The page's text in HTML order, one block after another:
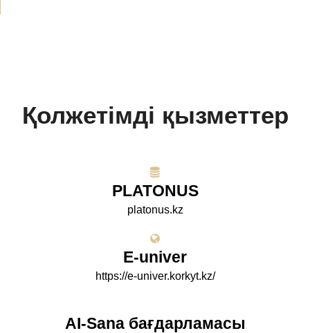
Қолжетімді қызметтер
PLATONUS
platonus.kz
E-univer
https://e-univer.korkyt.kz/
AI-Sana бағдарламасы